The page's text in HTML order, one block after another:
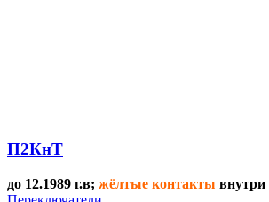
П2КнТ
до 12.1989 г.в; жёлтые контакты внутри